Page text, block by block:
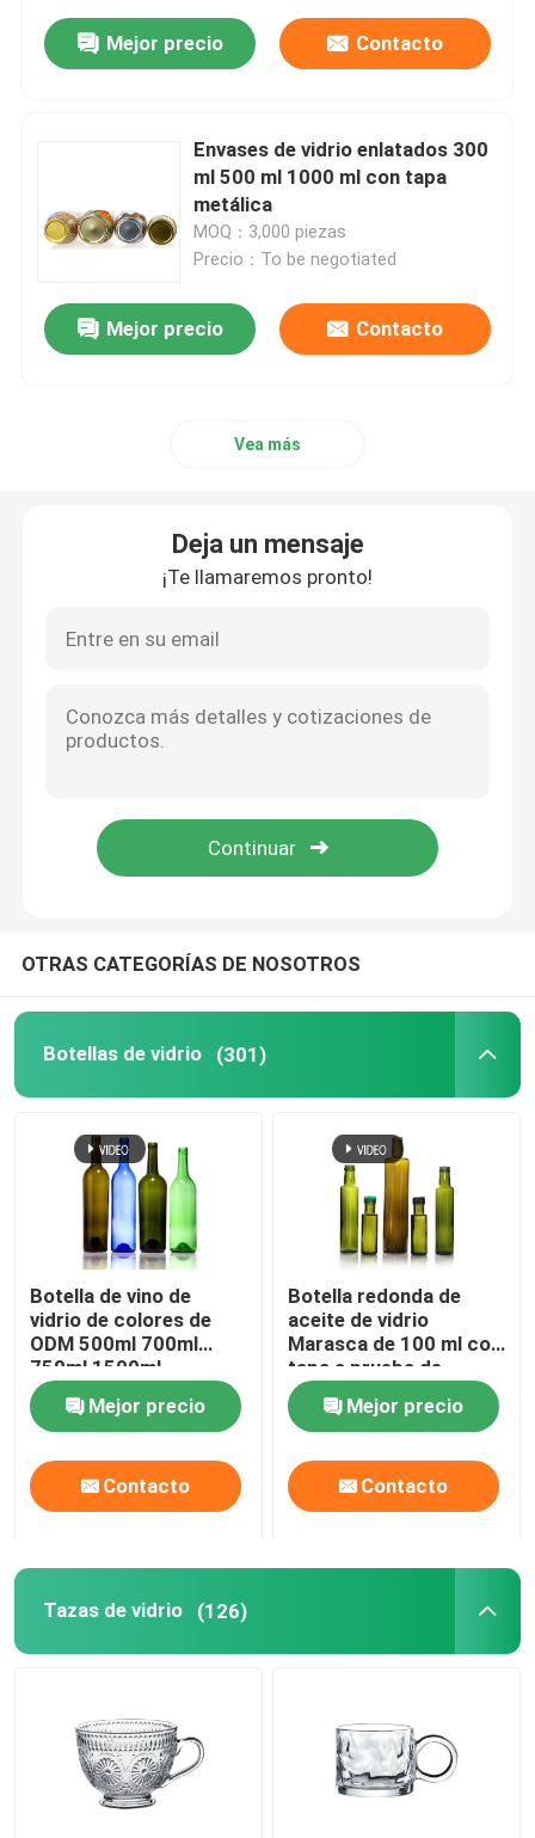
Mejor precio Contacto
Envases de vidrio enlatados 300
ml 500 ml 1000 ml con tapa
metálica
MOQ：3,000 piezas
Precio：To be negotiated
Mejor precio Contacto
Vea más
Deja un mensaje
¡Te llamaremos pronto!
OTRAS CATEGORÍAS DE NOSOTROS
Botellas de vidrio (301)
Botella de vino de
vidrio de colores de
ODM 500ml 700ml
750ml 1500ml
Mejor precio
Contacto
Botella redonda de
aceite de vidrio
Marasca de 100 ml con
tapa a prueba de
alteraciones
Mejor precio
Contacto
Tazas de vidrio (126)